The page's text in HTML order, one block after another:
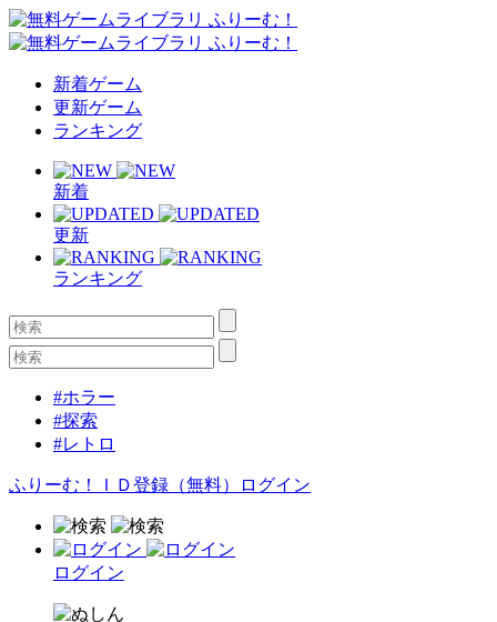
新着ゲーム
更新ゲーム
ランキング
新着
更新
ランキング
#ホラー
#探索
#レトロ
ふりーむ！ＩＤ登録（無料） ログイン
ログイン